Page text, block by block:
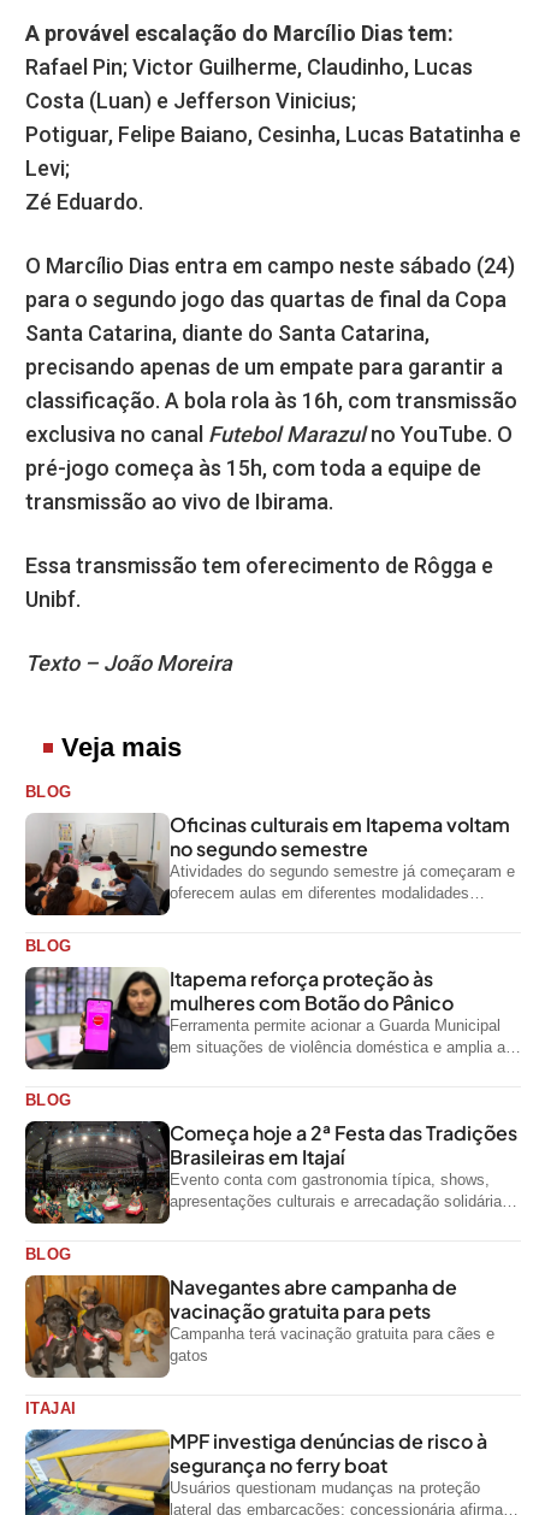
A provável escalação do Marcílio Dias tem:
Rafael Pin; Victor Guilherme, Claudinho, Lucas
Costa (Luan) e Jefferson Vinicius;
Potiguar, Felipe Baiano, Cesinha, Lucas Batatinha e
Levi;
Zé Eduardo.
O Marcílio Dias entra em campo neste sábado (24)
para o segundo jogo das quartas de final da Copa
Santa Catarina, diante do Santa Catarina,
precisando apenas de um empate para garantir a
classificação. A bola rola às 16h, com transmissão
exclusiva no canal Futebol Marazulno YouTube. O
pré-jogo começa às 15h, com toda a equipe de
transmissão ao vivo de Ibirama.
Essa transmissão tem oferecimento de Rôgga e
Unibf.
Texto – João Moreira
Veja mais
BLOG
Oficinas culturais em Itapema voltam
no segundo semestre
Atividades do segundo semestre já começaram e
oferecem aulas em diferentes modalidades
BLOG
Itapema reforça proteção às
mulheres com Botão do Pânico
Ferramenta permite acionar a Guarda Municipal
em situações de violência doméstica e amplia a
BLOG
Começa hoje a 2ª Festa das Tradições
Brasileiras em Itajaí
Evento conta com gastronomia típica, shows,
apresentações culturais e arrecadação solidária
BLOG
Navegantes abre campanha de
vacinação gratuita para pets
Campanha terá vacinação gratuita para cães e
gatos
ITAJAI
MPF investiga denúncias de risco à
segurança no ferry boat
Usuários questionam mudanças na proteção
lateral das embarcações; concessionária afirma